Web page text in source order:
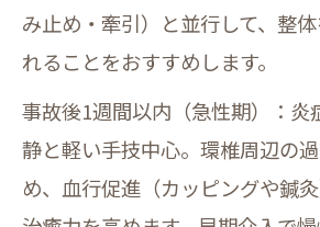
み止め・牽引）と並行して、整
れることをおすすめします。
事故後1週間以内（急性期）：炎
静と軽い手技中心。環椎周辺の
め、血行促進（カッピングや鍼